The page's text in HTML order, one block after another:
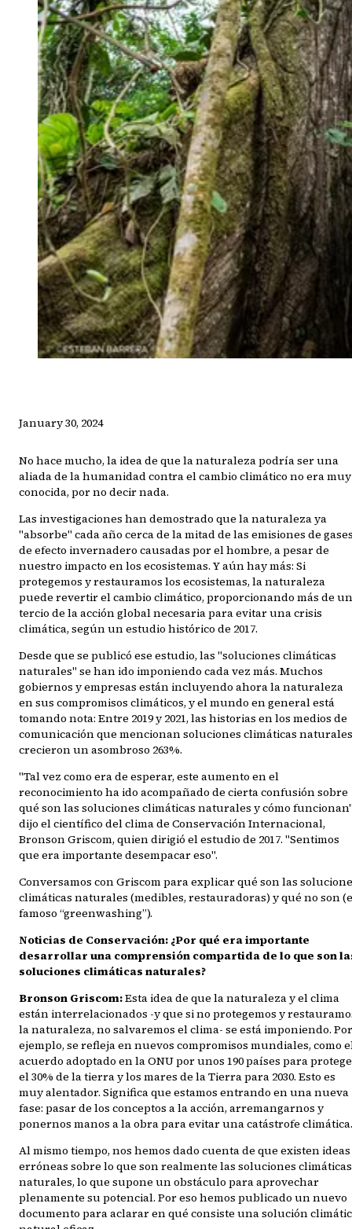
January 30, 2024
No hace mucho, la idea de que la naturaleza podría ser una
aliada de la humanidad contra el cambio climático no era muy
conocida, por no decir nada.
Las investigaciones han demostrado que la naturaleza ya
"absorbe" cada año cerca de la mitad de las emisiones de
de efecto invernadero causadas por el hombre, a pesar de
nuestro impacto en los ecosistemas. Y aún hay más: Si
protegemos y restauramos los ecosistemas, la naturaleza
puede revertir el cambio climático, proporcionando más de un
tercio de la acción global necesaria para evitar una crisis
climática, según un estudio histórico de 2017.
Desde que se publicó ese estudio, las "soluciones climáticas
naturales" se han ido imponiendo cada vez más. Muchos
gobiernos y empresas están incluyendo ahora la naturaleza
en sus compromisos climáticos, y el mundo en general está
tomando nota: Entre 2019 y 2021, las historias en los medios de
comunicación que mencionan soluciones climáticas naturales
crecieron un asombroso 263%.
"Tal vez como era de esperar, este aumento en el
reconocimiento ha ido acompañado de cierta confusión sobre
qué son las soluciones climáticas naturales y cómo
dijo el científico del clima de Conservación Internacional,
Bronson Griscom, quien dirigió el estudio de 2017. "Sentimos
que era importante desempacar eso".
Conversamos con Griscom para explicar qué son las
climáticas naturales (medibles, restauradoras) y qué no son
famoso “greenwashing”).
Noticias de Conservación: ¿Por qué era importante
desarrollar una comprensión compartida de lo que son
soluciones climáticas naturales?
Bronson Griscom:Esta idea de que la naturaleza y el clima
están interrelacionados -y que si no protegemos y
la naturaleza, no salvaremos el clima- se está imponiendo. Por
ejemplo, se refleja en nuevos compromisos mundiales, como
acuerdo adoptado en la ONU por unos 190 países para
el 30% de la tierra y los mares de la Tierra para 2030. Esto es
muy alentador. Significa que estamos entrando en una nueva
fase: pasar de los conceptos a la acción, arremangarnos y
ponernos manos a la obra para evitar una catástrofe climática.
Al mismo tiempo, nos hemos dado cuenta de que existen ideas
erróneas sobre lo que son realmente las soluciones climáticas
naturales, lo que supone un obstáculo para aprovechar
plenamente su potencial. Por eso hemos publicado un nuevo
documento para aclarar en qué consiste una solución